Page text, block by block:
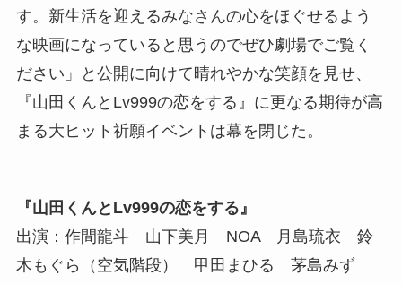
す。新生活を迎えるみなさんの心をほぐせるよう
な映画になっていると思うのでぜひ劇場でご覧く
ださい」と公開に向けて晴れやかな笑顔を見せ、
『山田くんとLv999の恋をする』に更なる期待が高
まる大ヒット祈願イベントは幕を閉じた。
『山田くんとLv999の恋をする』
出演：作間龍斗 山下美月 NOA 月島琉衣 鈴
木もぐら（空気階段） 甲田まひる 茅島みず